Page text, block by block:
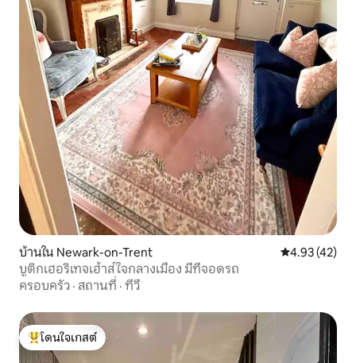
บ้านใน Newark-on-Trent คะแนนเฉลี่ย
4.93 (42)
บูติกเฮอริเทจเฮ้าส์ ใจกลางเมือง มีที่จอดรถ
ครอบครัว · สถานที่ · ทีวี
โดนใจเกสต์ที่สุด
โดนใจเกสต์